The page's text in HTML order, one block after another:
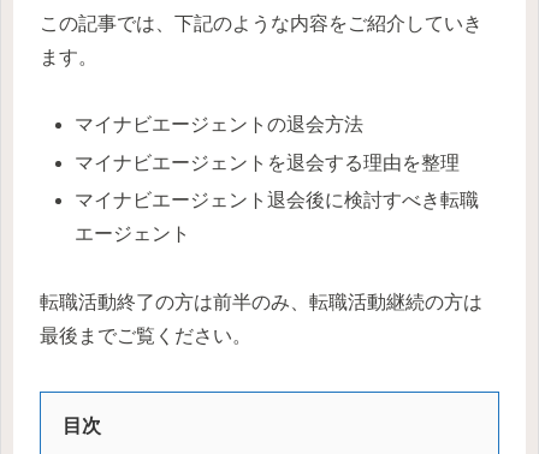
この記事では、下記のような内容をご紹介していき
ます。
マイナビエージェントの退会方法
マイナビエージェントを退会する理由を整理
マイナビエージェント退会後に検討すべき転職
エージェント
転職活動終了の方は前半のみ、転職活動継続の方は
最後までご覧ください。
目次